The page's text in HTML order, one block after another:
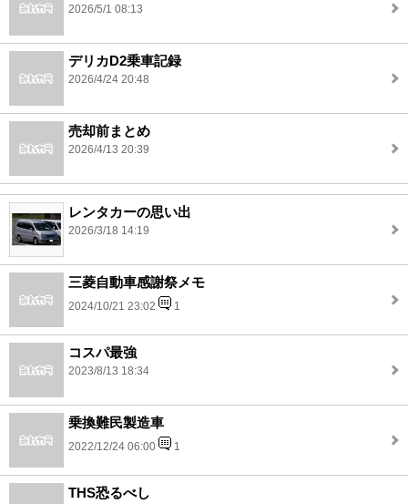
2026/5/1 08:13
デリカD2乗車記録
2026/4/24 20:48
売却前まとめ
2026/4/13 20:39
レンタカーの思い出
2026/3/18 14:19
三菱自動車感謝祭メモ
2024/10/21 23:02 1
コスパ最強
2023/8/13 18:34
乗換難民製造車
2022/12/24 06:00 1
THS恐るべし